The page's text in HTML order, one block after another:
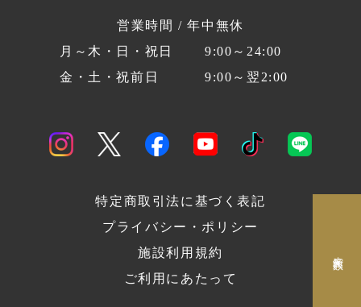
営業時間 / 年中無休
月～木・日・祝日
9:00～24:00
金・土・祝前日
9:00～翌2:00
特定商取引法に基づく表記
プライバシー・ポリシー
施設利用規約
ご利用にあたって